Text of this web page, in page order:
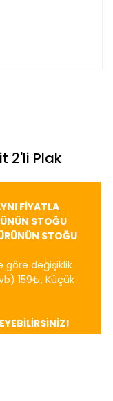
2'li Plak
FİYATLA
STOĞU
STOĞU
göre değişiklik
159₺, Küçük